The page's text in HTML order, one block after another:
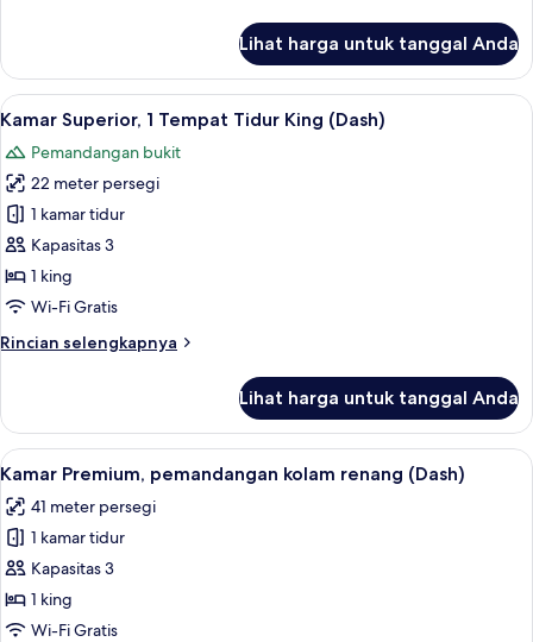
Dash
Club
Pool
Lihat harga untuk tanggal Anda
Lihat
semua
foto
untuk
Kamar
Superior,
1
Tempat
King
Minibar, brankas, meja kerja, dan
7
Kamar Superior, 1 Tempat Tidur King (Dash)
Pemandangan bukit
22 meter persegi
1 kamar tidur
Kapasitas 3
1 king
Wi-Fi Gratis
Rincian selengkapnya
Rincian
Kamar
Superior,
1
Tidur
King
Lihat harga untuk tanggal Anda
Lihat
semua
foto
untuk
Kamar
Premium,
pemandangan
Kamar Premium, pemandangan
6
Kamar Premium, pemandangan kolam renang (Dash)
41 meter persegi
1 kamar tidur
Kapasitas 3
1 king
Wi-Fi Gratis